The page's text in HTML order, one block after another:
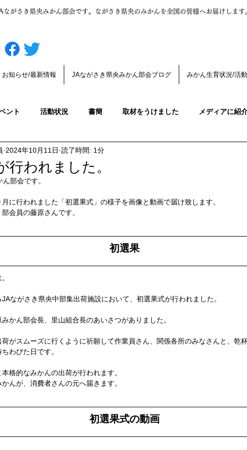
ながさき県央みかん部会です。ながさき県央のみかんを全国の皆様へお届けします
お知らせ/最新情報 JAながさき県央みかん部会ブログ みかん生育状況/活
ント 活動状況 書簡 取材をうけました メディアに紹
みかんの育成 みかんの木育成状況
行われました。
2024年10月11日 読了時間: 1分
部会です。
に行われました「初選果式」の様子を画像と動画で届け致します。
会員の藤原さんです。
初選果
ながさき県央中部集出荷施設において、初選果式が行われました。
かん部会長、里山組合長のあいさつがありました。
がスムーズに行くように祈願して作業員さん、関係各所のみなさんと、乾
わびた日です。
格的なみかんの出荷が行われます。
んが、消費者さんの元へ届きます。
初選果式の動画